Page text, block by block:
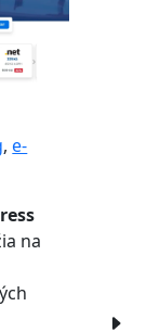
,e-
na